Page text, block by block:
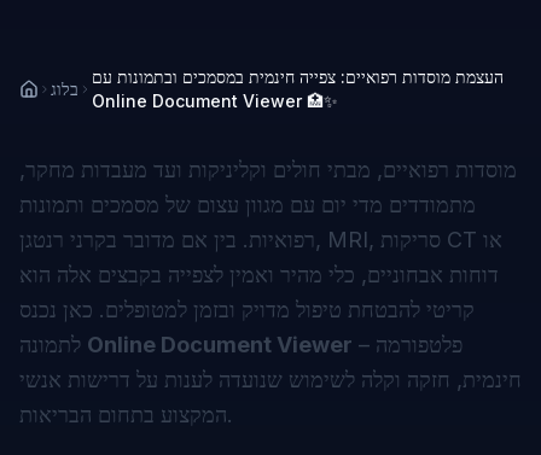
בלוג
העצמת מוסדות רפואיים: צפייה חינמית במסמכים ובתמונות עם
Online Document Viewer 🏥✨
מוסדות רפואיים, מבתי חולים וקליניקות ועד מעבדות מחקר,
מתמודדים מדי יום עם מגוון עצום של מסמכים ותמונות
רפואיות. בין אם מדובר בקרני רנטגן, MRI, סריקות CT או
דוחות אבחוניים, כלי מהיר ואמין לצפייה בקבצים אלה הוא
קריטי להבטחת טיפול מדויק ובזמן למטופלים. כאן נכנס
Online Document Viewer – פלטפורמה
חינמית, חזקה וקלה לשימוש שנועדה לענות על דרישות אנשי
המקצוע בתחום הבריאות.